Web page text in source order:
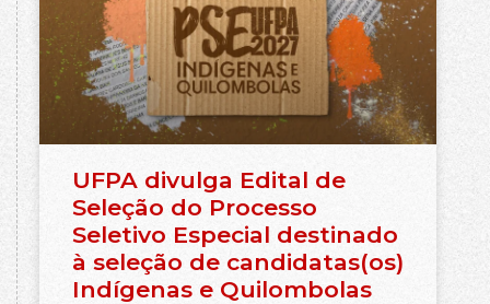
UFPA divulga Edital de
Seleção do Processo
Seletivo Especial destinado
à seleção de candidatas(os)
Indígenas e Quilombolas